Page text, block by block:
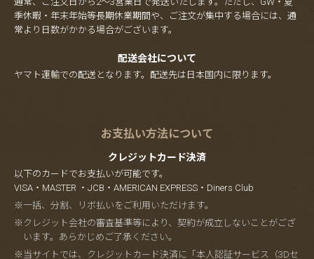
季休暇・年末年始等長期休業期間や、ご注文が集中する場合には、通
常より日数がかかる場合がございます。
配送会社について
ヤマト運輸での配送となります。配送先は日本国内に限ります。
お支払い方法について
クレジットカード決済
以下のカードでお支払いが可能です。
VISA・MASTER ・JCB・AMERICAN EXPRESS・Diners Club
※一括、分割、リボ払いをご利用いただけます。
※クレジット会社の審査基準等により、契約が成立しないことがござ
います。あらかじめご了承ください。
※当サイトでは、クレジットカード決済に「本人認証サービス（3Dセ